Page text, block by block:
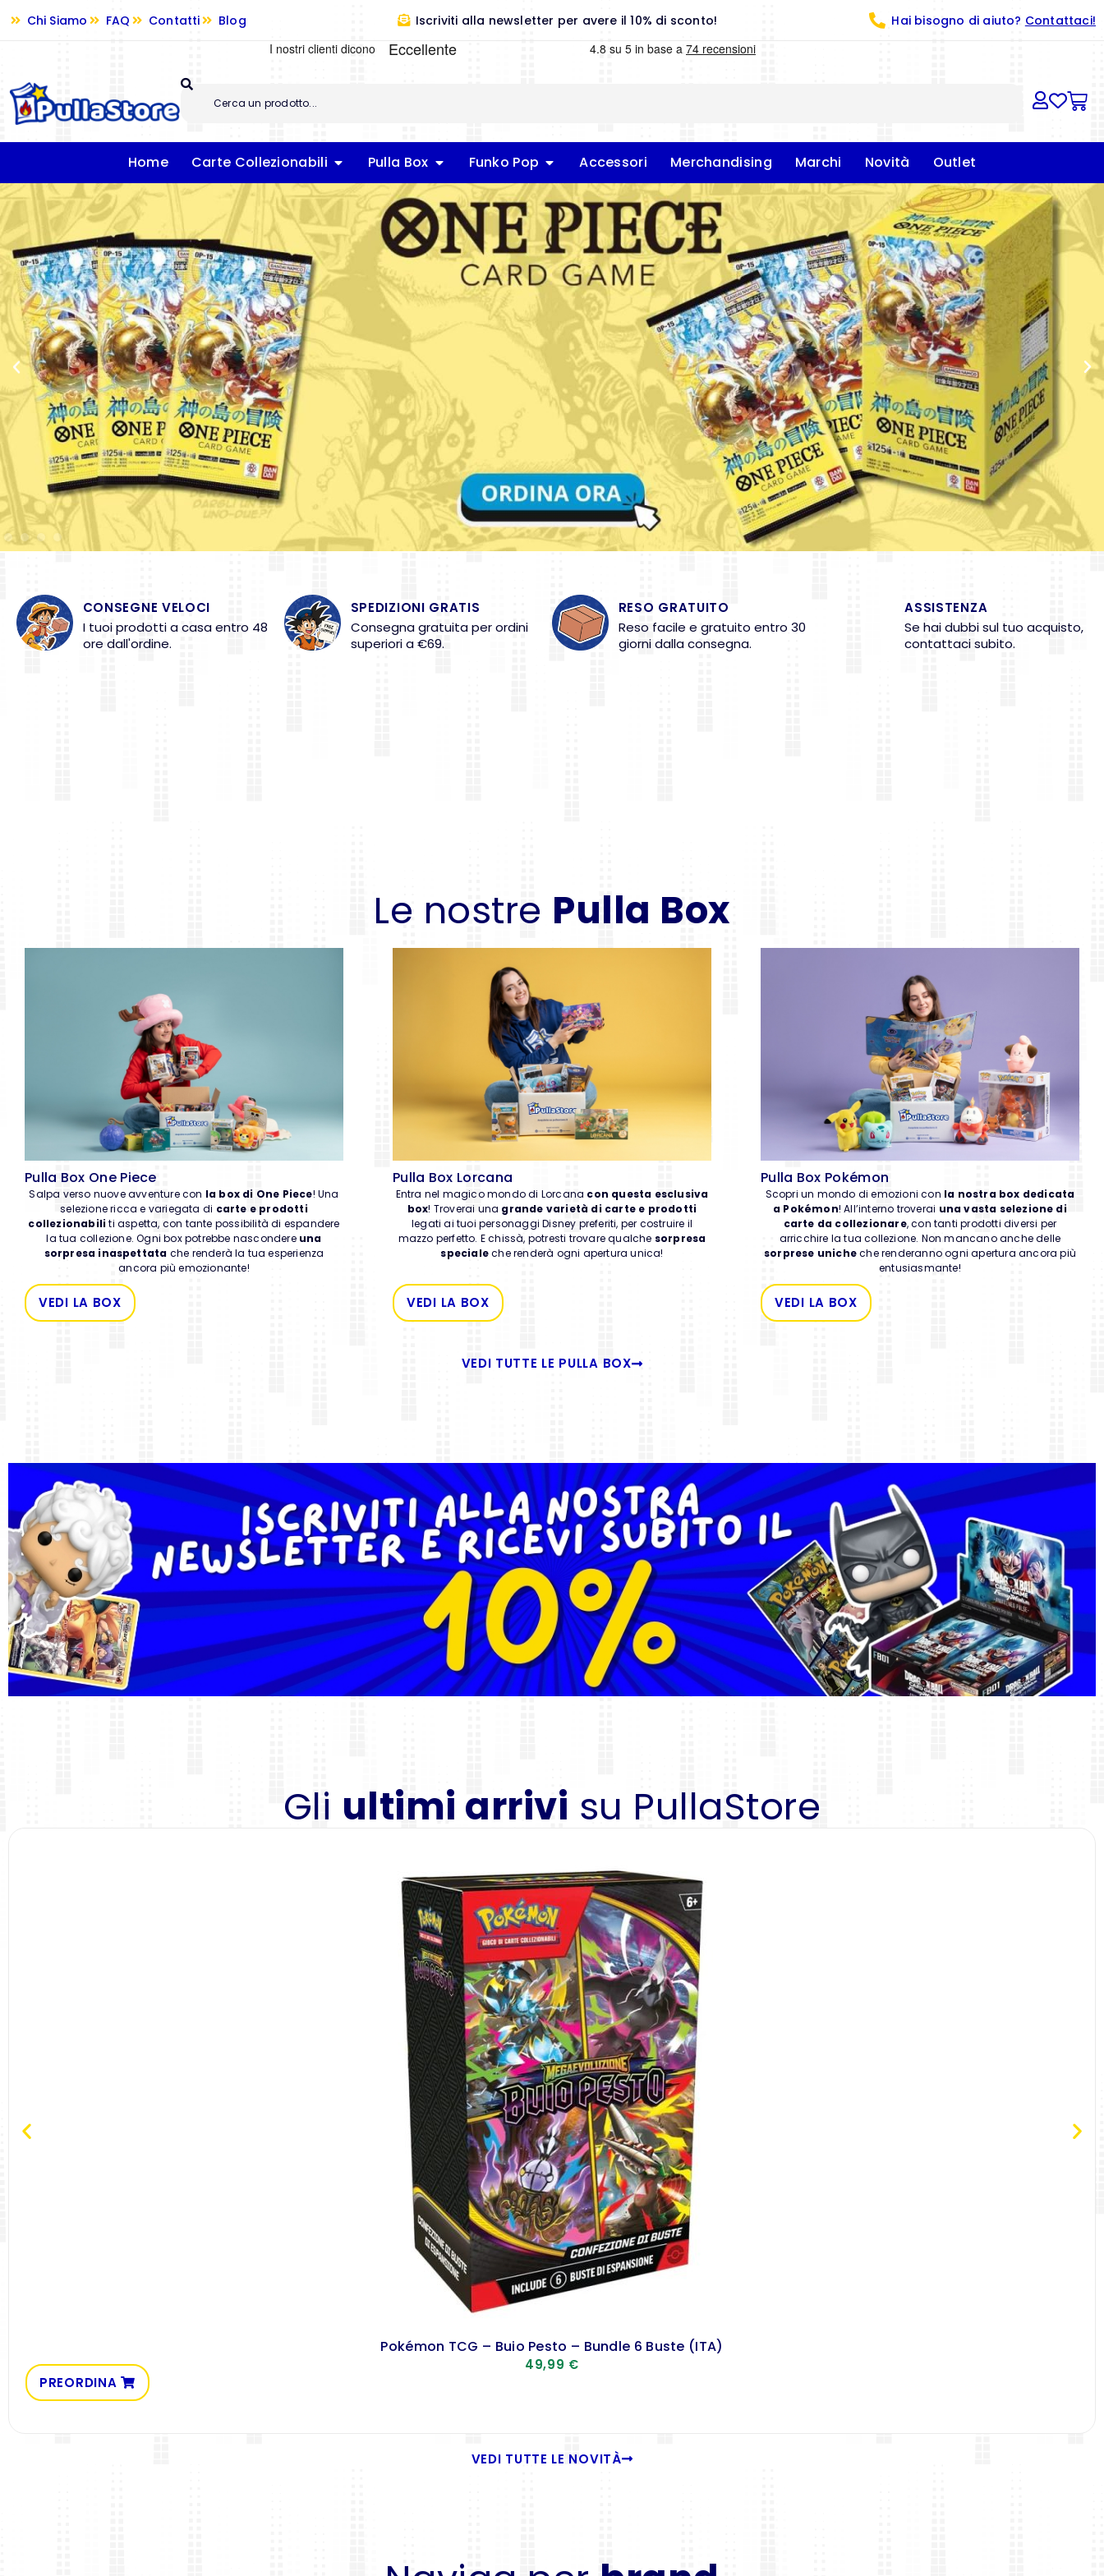
Chi Siamo FAQ Contatti Blog Iscriviti alla newsletter per avere il 10% di sconto! Hai bisogno di aiuto? Contattaci!
Home Carte Collezionabili Pulla Box Funko Pop Accessori Merchandising Marchi Novità Outlet
CONSEGNE VELOCI
I tuoi prodotti a casa entro 48
ore dall'ordine.
SPEDIZIONI GRATIS
Consegna gratuita per ordini
superiori a €69.
RESO GRATUITO
Reso facile e gratuito entro 30
giorni dalla consegna.
ASSISTENZA
Se hai dubbi sul tuo acquisto,
contattaci subito.
Le nostre Pulla Box
Pulla Box One Piece
Salpa verso nuove avventure con la box di One Piece! Una
selezione ricca e variegata di carte e prodotti
collezionabiliti aspetta, con tante possibilità di espandere
la tua collezione. Ogni box potrebbe nascondere una
sorpresa inaspettata che renderà la tua esperienza
ancora più emozionante!
VEDI LA BOX
Pulla Box Lorcana
Entra nel magico mondo di Lorcana con questa esclusiva
box! Troverai una grande varietà di carte e prodotti
legati ai tuoi personaggi Disney preferiti, per costruire il
mazzo perfetto. E chissà, potresti trovare qualche sorpresa
specialeche renderà ogni apertura unica!
VEDI LA BOX
Pulla Box Pokémon
Scopri un mondo di emozioni con la nostra box dedicata
a Pokémon! All’interno troverai una vasta selezione di
carte da collezionare, con tanti prodotti diversi per
arricchire la tua collezione. Non mancano anche delle
sorprese unicheche renderanno ogni apertura ancora più
entusiasmante!
VEDI LA BOX
VEDI TUTTE LE PULLA BOX
Gli ultimi arrivi su PullaStore
Pokémon TCG – Buio Pesto – Bundle 6 Buste (ITA)
49,99 €
PREORDINA
VEDI TUTTE LE NOVITÀ